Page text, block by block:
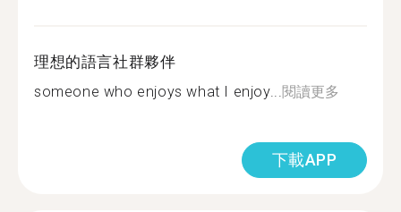
理想的語言社群夥伴
someone who enjoys what I enjoy...閱讀更多
下載APP